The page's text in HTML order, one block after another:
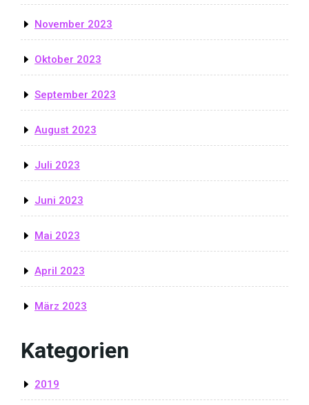
November 2023
Oktober 2023
September 2023
August 2023
Juli 2023
Juni 2023
Mai 2023
April 2023
März 2023
Kategorien
2019